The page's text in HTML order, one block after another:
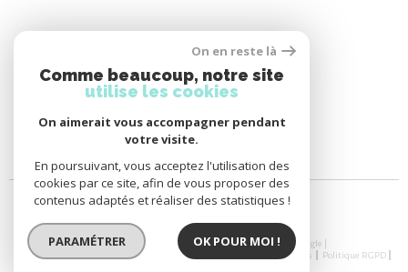
© 2026 | Tous droits réservés | Traduction powered by Google |
Nos Honoraires
Plan Du Site Mentions Légales Nos Liens
Politique RGPD
On en reste là
Comme beaucoup, notre site
utilise les cookies
On aimerait vous accompagner pendant
votre visite.
En poursuivant, vous acceptez l'utilisation des
cookies par ce site, afin de vous proposer des
contenus adaptés et réaliser des statistiques !
PARAMÉTRER OK POUR MOI !